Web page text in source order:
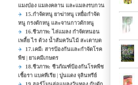
แมงป่อง แมลงคลาน และแมลงรบกวน
15.กำจัดหนู ยาฆ่าหนู เหยื่อกำจัด
หนู กรงดักหนู และจานกาวดักหนู
16.ชีวภาพ: ไล่แมลง กำจัดหนอน
เพลี้ย ไร ด้วง น้ำส้มควันไม้ สะเดาบด
17.เคมี: สารป้องกันและกำจัดโรค
พืช | ยาเคมีเกษตร
18.ชีวภาพ: ชีวภัณฑ์ป้องกันโรคพืช
เชื้อรา แบคทีเรีย | ปูนแดง จุลินทรีย์